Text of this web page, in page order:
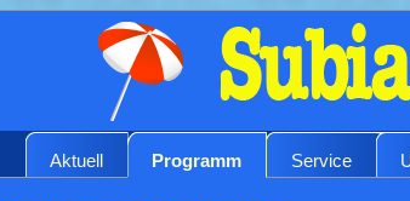
Aktuell Programm Service